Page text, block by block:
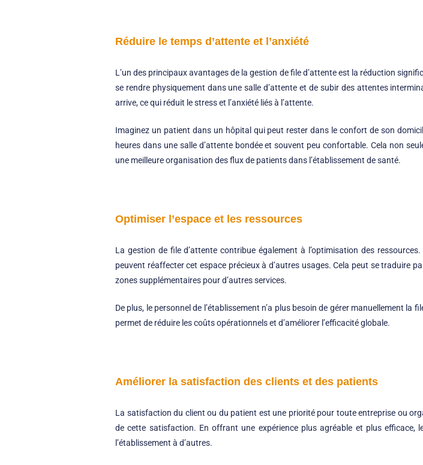
Réduire le temps d’attente et l’anxiété
L’un des principaux avantages de la gestion de file d’attente est la réduction
se rendre physiquement dans une salle d’attente et de subir des attentes
arrive, ce qui réduit le stress et l’anxiété liés à l’attente.
Imaginez un patient dans un hôpital qui peut rester dans le confort de son
heures dans une salle d’attente bondée et souvent peu confortable. Cela non
une meilleure organisation des flux de patients dans l’établissement de santé.
Optimiser l’espace et les ressources
La gestion de file d’attente contribue également à l’optimisation des
peuvent réaffecter cet espace précieux à d’autres usages. Cela peut se traduire
zones supplémentaires pour d’autres services.
De plus, le personnel de l’établissement n’a plus besoin de gérer manuellement
permet de réduire les coûts opérationnels et d’améliorer l’efficacité globale.
Améliorer la satisfaction des clients et des patients
La satisfaction du client ou du patient est une priorité pour toute entreprise ou
de cette satisfaction. En offrant une expérience plus agréable et plus
l’établissement à d’autres.